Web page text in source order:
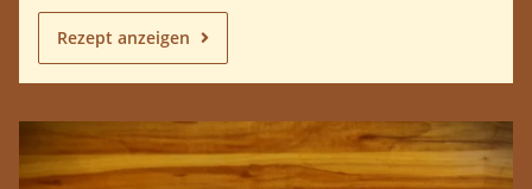
Rezept anzeigen